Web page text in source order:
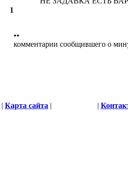
1
••
комментарии сообщившего о
| Карта сайта | |